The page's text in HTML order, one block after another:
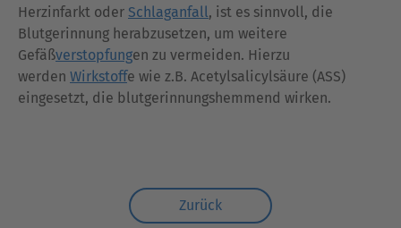
Herzinfarkt oder Schlaganfall, ist es sinnvoll, die
Blutgerinnung herabzusetzen, um weitere
Gefäßverstopfungen zu vermeiden. Hierzu
werden Wirkstoffe wie z.B. Acetylsalicylsäure (ASS)
eingesetzt, die blutgerinnungshemmend wirken.
Zurück